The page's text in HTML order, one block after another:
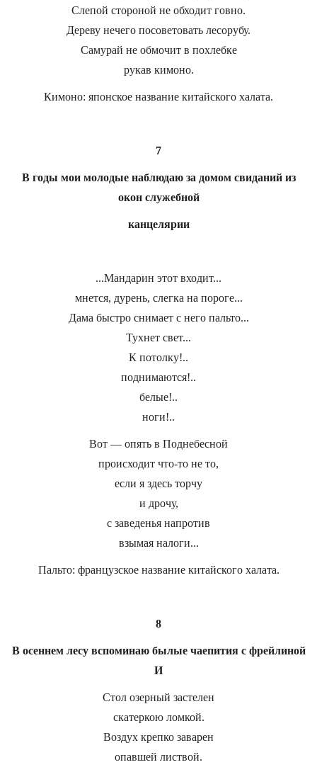
Слепой стороной не обходит говно.
Дереву нечего посоветовать лесорубу.
Самурай не обмочит в похлебке
рукав кимоно.
Кимоно: японское название китайского халата.
7
В годы мои молодые наблюдаю за домом свиданий из
окон служебной
канцелярии
...Мандарин этот входит...
мнется, дурень, слегка на пороге...
Дама быстро снимает с него пальто...
Тухнет свет...
К потолку!..
поднимаются!..
белые!..
ноги!..
Вот — опять в Поднебесной
происходит что-то не то,
если я здесь торчу
и дрочу,
с заведенья напротив
взымая налоги...
Пальто: французское название китайского халата.
8
В осеннем лесу вспоминаю былые чаепития с фрейлиной
И
Стол озерный застелен
скатеркою ломкой.
Воздух крепко заварен
опавшей листвой.